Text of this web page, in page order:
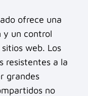
ofrece una
y un control
web. Los
resistentes a la
grandes
no